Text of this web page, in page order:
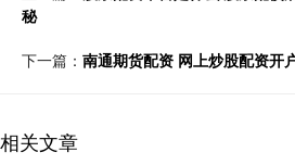
秘
下一篇： 南通期货配资 网上炒股配资开
相关文章